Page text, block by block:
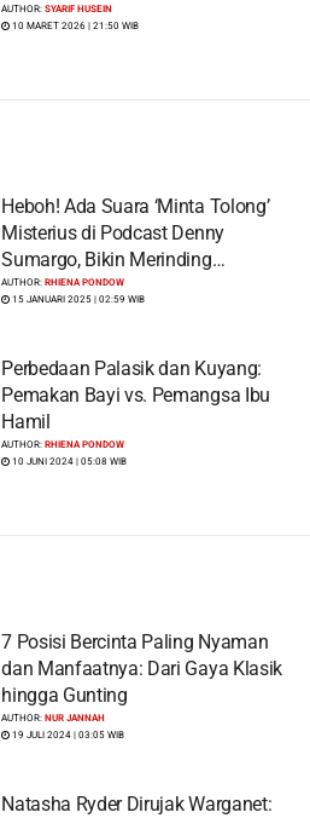
Viral
AUTHOR:SYARIF HUSEIN
10 MARET 2026 | 21:50 WIB
Heboh! Ada Suara ‘Minta Tolong’
Misterius di Podcast Denny
Sumargo, Bikin Merinding…
AUTHOR:RHIENA PONDOW
15 JANUARI 2025 | 02:59 WIB
Perbedaan Palasik dan Kuyang:
Pemakan Bayi vs. Pemangsa Ibu
Hamil
AUTHOR:RHIENA PONDOW
10 JUNI 2024 | 05:08 WIB
7 Posisi Bercinta Paling Nyaman
dan Manfaatnya: Dari Gaya Klasik
hingga Gunting
AUTHOR:NUR JANNAH
19 JULI 2024 | 03:05 WIB
Natasha Ryder Dirujak Warganet: